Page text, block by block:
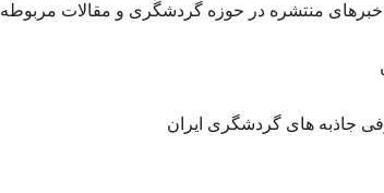
منتشره در حوزه گردشگری و مقالات مربوطه
جاذبه های گردشگری ایران